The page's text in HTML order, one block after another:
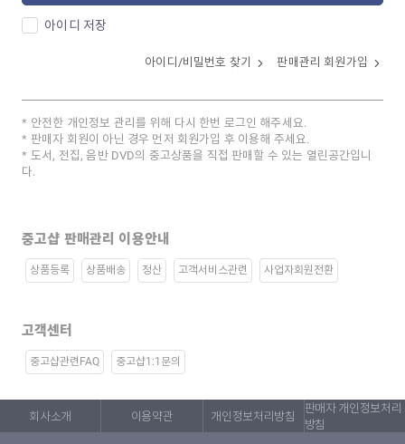
아이디 저장
아이디/비밀번호 찾기 판매관리 회원가입
안전한 개인정보 관리를 위해 다시 한번 로그인 해주세요.
판매자 회원이 아닌 경우 먼저 회원가입 후 이용해 주세요.
도서, 전집, 음반 DVD의 중고상품을 직접 판매할 수 있는 열린공간입니
다.
중고샵 판매관리 이용안내
상품등록 상품배송 정산 고객서비스관련 사업자회원전환
고객센터
중고샵관련FAQ 중고샵1:1문의
회사소개 이용약관 개인정보처리방침
판매자 개인정보처리
방침